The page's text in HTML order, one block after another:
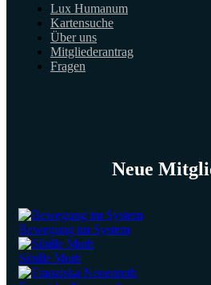
Lux Humanum
Kartensuche
Über uns
Mitgliederantrag
Fragen
Neue
Bewegung im System
Sibille Muth